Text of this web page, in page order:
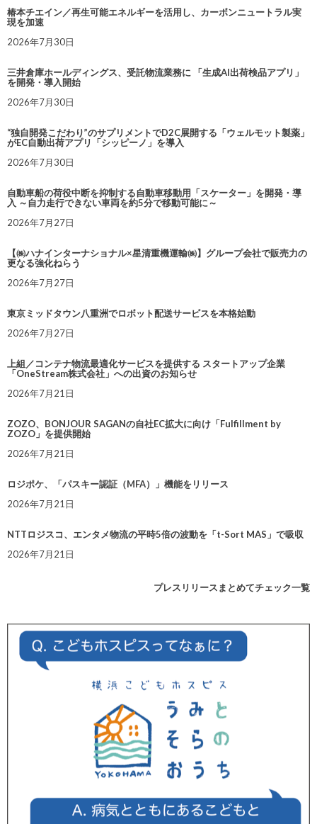
椿本チエイン／再生可能エネルギーを活用し、カーボンニュートラル実
現を加速
2026年7月30日
三井倉庫ホールディングス、受託物流業務に 「生成AI出荷検品アプリ」
を開発・導入開始
2026年7月30日
“独自開発こだわり”のサプリメントでD2C展開する「ウェルモット製薬」
がEC自動出荷アプリ「シッピーノ」を導入
2026年7月30日
自動車船の荷役中断を抑制する自動車移動用「スケーター」を開発・導
入 ～自力走行できない車両を約5分で移動可能に～
2026年7月27日
【㈱ハナインターナショナル×星清重機運輸㈱】グループ会社で販売力の
更なる強化ねらう
2026年7月27日
東京ミッドタウン八重洲でロボット配送サービスを本格始動
2026年7月27日
上組／コンテナ物流最適化サービスを提供する スタートアップ企業
「OneStream株式会社」への出資のお知らせ
2026年7月21日
ZOZO、BONJOUR SAGANの自社EC拡大に向け「Fulfillment by
ZOZO」を提供開始
2026年7月21日
ロジポケ、「パスキー認証（MFA）」機能をリリース
2026年7月21日
NTTロジスコ、エンタメ物流の平時5倍の波動を「t-Sort MAS」で吸収
2026年7月21日
プレスリリースまとめてチェック一覧